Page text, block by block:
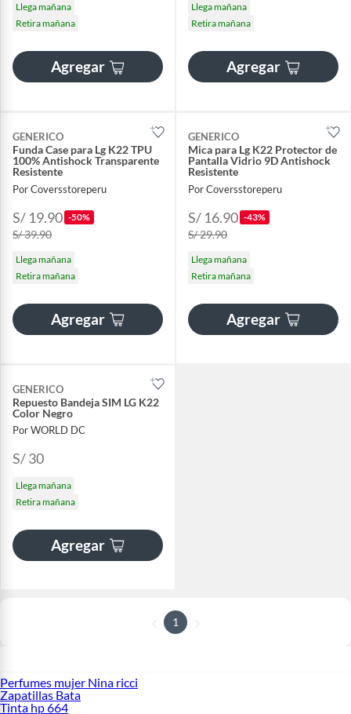
Llega mañana
Retira mañana
Agregar
Llega mañana
Retira mañana
Agregar
GENERICO
Funda Case para Lg K22 TPU
100% Antishock Transparente
Resistente
Por Coversstoreperu
S/ 19.90 -50%
S/ 39.90
Llega mañana
Retira mañana
Agregar
GENERICO
Mica para Lg K22 Protector de
Pantalla Vidrio 9D Antishock
Resistente
Por Coversstoreperu
S/ 16.90 -43%
S/ 29.90
Llega mañana
Retira mañana
Agregar
GENERICO
Repuesto Bandeja SIM LG K22
Color Negro
Por WORLD DC
S/ 30
Llega mañana
Retira mañana
Agregar
1
Perfumes mujer Nina ricci
Zapatillas Bata
Tinta hp 664